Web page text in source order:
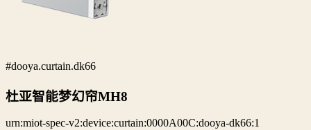
#dooya.curtain.dk66
杜亚智能梦幻帘MH8
urn:miot-spec-v2:device:curtain:0000A00C:dooya-dk66:1